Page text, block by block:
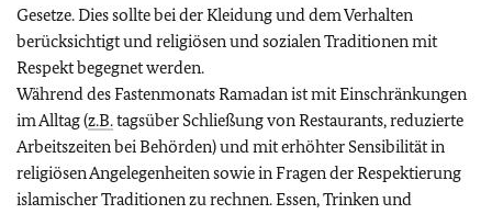
Gesetze. Dies sollte bei der Kleidung und dem Verhalten
berücksichtigt und religiösen und sozialen Traditionen mit
Respekt begegnet werden.
Während des Fastenmonats Ramadan ist mit Einschränkungen
im Alltag (z.B.tagsüber Schließung von Restaurants, reduzierte
Arbeitszeiten bei Behörden) und mit erhöhter Sensibilität in
religiösen Angelegenheiten sowie in Fragen der Respektierung
islamischer Traditionen zu rechnen. Essen, Trinken und